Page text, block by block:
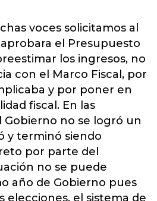
voces solicitamos al
el Presupuesto
los ingresos, no
con el Marco Fiscal, por
y por poner en
fiscal. En las
Gobierno no se logró un
y terminó siendo
por parte del
no se puede
año de Gobierno pues
elecciones, el sistema de